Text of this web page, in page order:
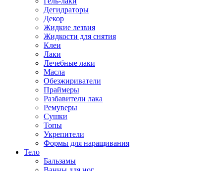
Дегидраторы
Декор
Жидкие лезвия
Жидкости для снятия
Клеи
Лаки
Лечебные лаки
Масла
Обезжириватели
Праймеры
Разбавители лака
Ремуверы
Сушки
Топы
Укрепители
Формы для наращивания
Тело
Бальзамы